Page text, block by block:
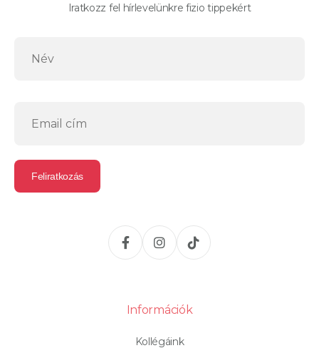
Iratkozz fel hírlevelünkre fizio tippekért
Információk
Kollégáink